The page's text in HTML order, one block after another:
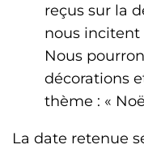
reçus sur la
nous incitent
Nous
décorations
thème : «
La date retenue